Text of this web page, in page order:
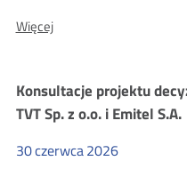
WięcejWięcej
ustalenia
szacunkowej
wartości
BA.WZP.26.6.51.2026
Konsultacje projektu
TVT Sp. z o.o. i Emitel S.A.
30czerwca2026